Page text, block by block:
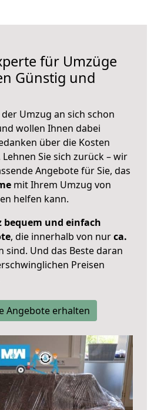
für Umzüge
Günstig und
Umzug an sich schon
wollen Ihnen dabei
über die Kosten
Sie sich zurück – wir
Angebote für Sie, das
mit Ihrem Umzug von
helfen kann.
bequem und einfach
, die innerhalb von nurca.
sind. Und das Beste daran
Preisen
Angebote erhalten